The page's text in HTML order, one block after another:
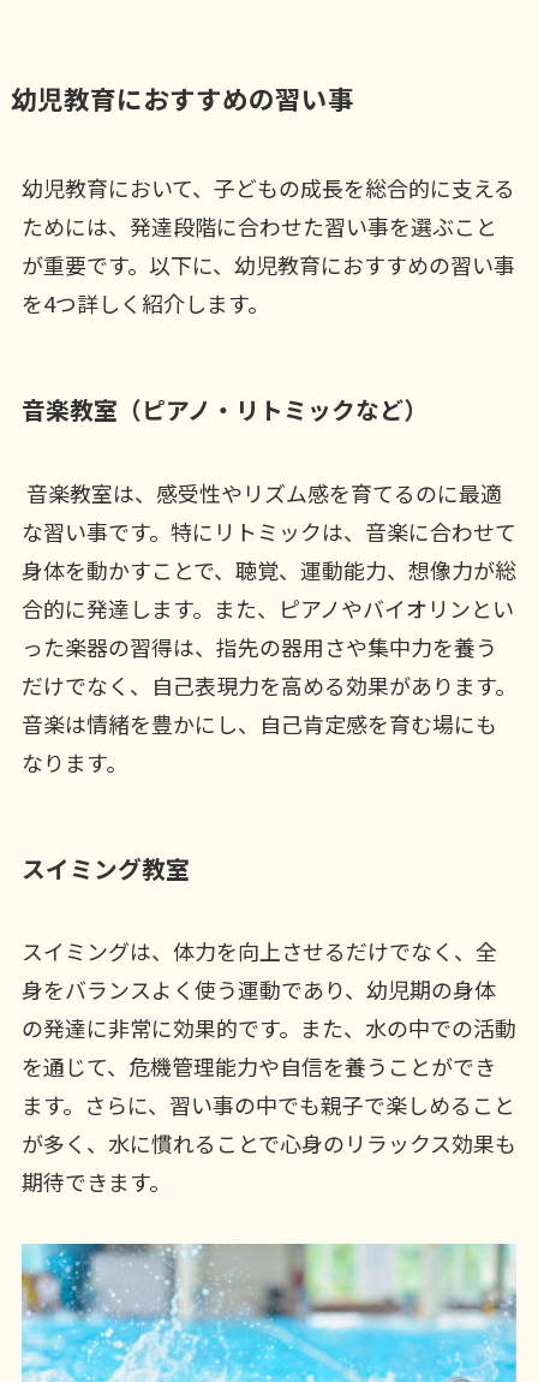
幼児教育におすすめの習い事
幼児教育において、子どもの成長を総合的に支える
ためには、発達段階に合わせた習い事を選ぶこと
が重要です。以下に、幼児教育におすすめの習い事
を4つ詳しく紹介します。
音楽教室（ピアノ・リトミックなど）
音楽教室は、感受性やリズム感を育てるのに最適
な習い事です。特にリトミックは、音楽に合わせて
身体を動かすことで、聴覚、運動能力、想像力が総
合的に発達します。また、ピアノやバイオリンとい
った楽器の習得は、指先の器用さや集中力を養う
だけでなく、自己表現力を高める効果があります。
音楽は情緒を豊かにし、自己肯定感を育む場にも
なります。
スイミング教室
スイミングは、体力を向上させるだけでなく、全
身をバランスよく使う運動であり、幼児期の身体
の発達に非常に効果的です。また、水の中での活動
を通じて、危機管理能力や自信を養うことができ
ます。さらに、習い事の中でも親子で楽しめること
が多く、水に慣れることで心身のリラックス効果も
期待できます。